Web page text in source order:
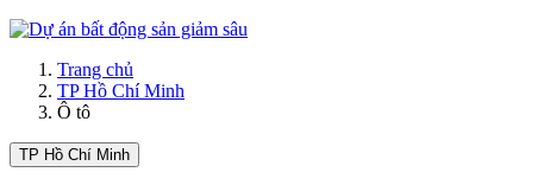
Trang chủ
TP Hồ Chí Minh
Ô tô
TP Hồ Chí Minh